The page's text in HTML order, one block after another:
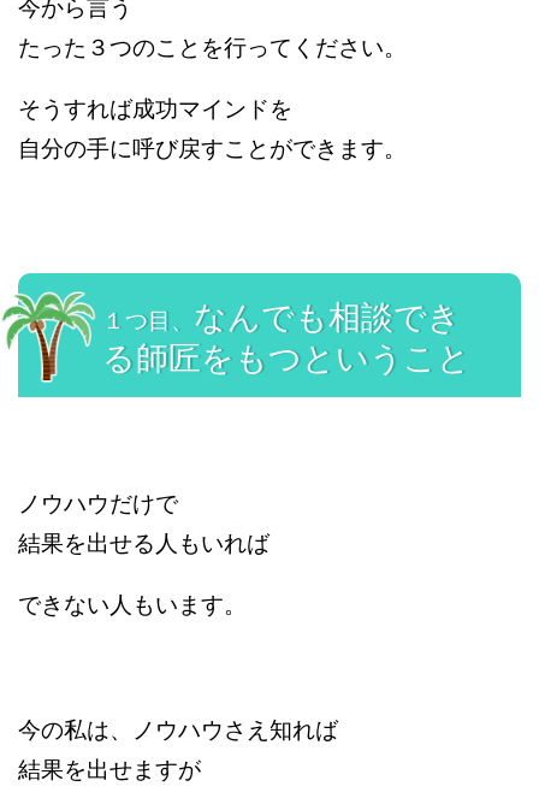
今から言う
たった３つのことを行ってください。
そうすれば成功マインドを
自分の手に呼び戻すことができます。
１つ目、 なんでも相談でき
る師匠をもつということ
ノウハウだけで
結果を出せる人もいれば
できない人もいます。
今の私は、
ノウハウさえ知れば
結果を出せますが